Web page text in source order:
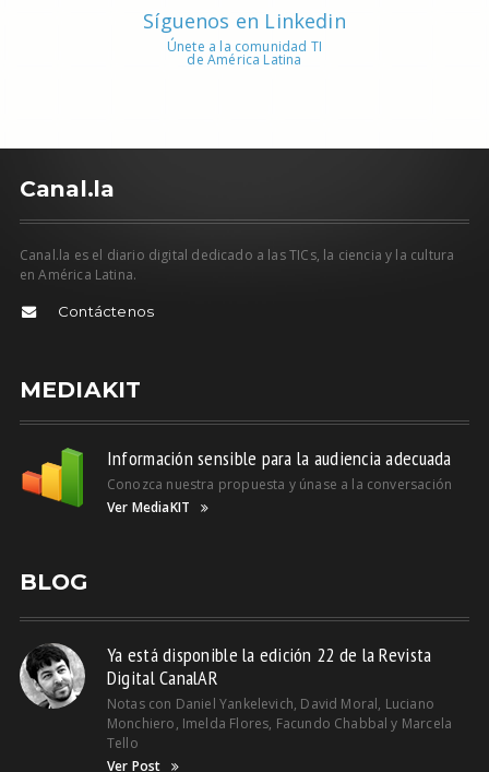
Síguenos en Linkedin
Únete a la comunidad TI
de América Latina
Canal.la
Canal.la es el diario digital dedicado a las TICs, la ciencia y la cultura
en América Latina.
Contáctenos
MEDIAKIT
Información sensible para la audiencia adecuada
Conozca nuestra propuesta y únase a la conversación
Ver MediaKIT
BLOG
Ya está disponible la edición 22 de la Revista
Digital CanalAR
Notas con Daniel Yankelevich, David Moral, Luciano
Monchiero, Imelda Flores, Facundo Chabbal y Marcela
Tello
Ver Post